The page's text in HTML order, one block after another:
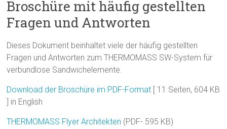
Broschüre mit häufig gestellten
Fragen und Antworten
Dieses Dokument beinhaltet viele der häufig gestellten
Fragen und Antworten zum THERMOMASS SW-System für
verbundlose Sandwichelemente.
Download der Broschüre im PDF-Format [ 11 Seiten, 604 KB
] in English
THERMOMASS Flyer Architekten (PDF- 595 KB)